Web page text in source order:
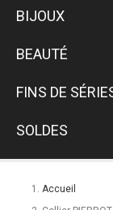
BIJOUX
BEAUTÉ
FINS DE
SOLDES
Accueil